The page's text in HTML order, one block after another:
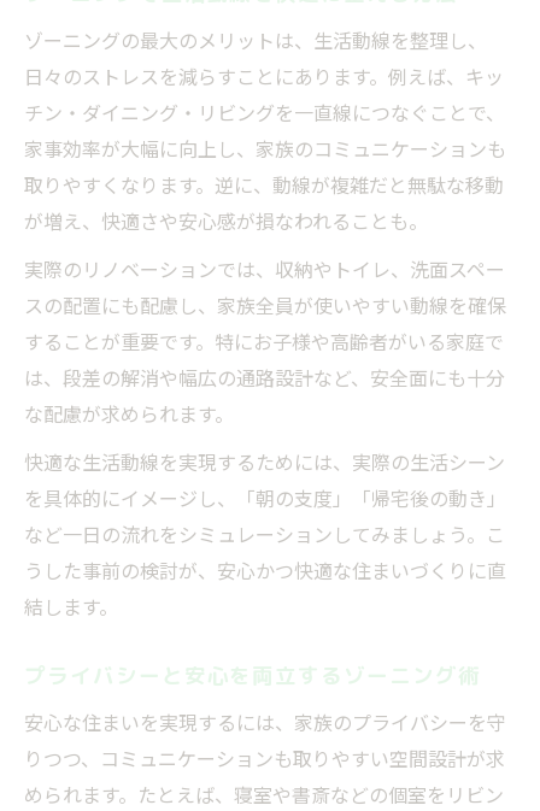
ゾーニングの最大のメリットは、生活動線を整理し、
日々のストレスを減らすことにあります。例えば、キッ
チン・ダイニング・リビングを一直線につなぐことで、
家事効率が大幅に向上し、家族のコミュニケーションも
取りやすくなります。逆に、動線が複雑だと無駄な移動
が増え、快適さや安心感が損なわれることも。
実際のリノベーションでは、収納やトイレ、洗面スペー
スの配置にも配慮し、家族全員が使いやすい動線を確保
することが重要です。特にお子様や高齢者がいる家庭で
は、段差の解消や幅広の通路設計など、安全面にも十分
な配慮が求められます。
快適な生活動線を実現するためには、実際の生活シーン
を具体的にイメージし、「朝の支度」「帰宅後の動き」
など一日の流れをシミュレーションしてみましょう。こ
うした事前の検討が、安心かつ快適な住まいづくりに直
結します。
プライバシーと安心を両立するゾーニング術
安心な住まいを実現するには、家族のプライバシーを守
りつつ、コミュニケーションも取りやすい空間設計が求
められます。たとえば、寝室や書斎などの個室をリビン